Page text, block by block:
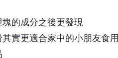
的成分之後更發現
實更適合家中的小朋友食用